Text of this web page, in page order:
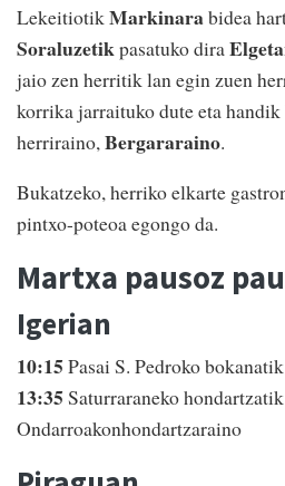
LekeitiotikMarkinarabidea
Soraluzetikpasatuko dira
jaio zen herritik lan egin zuen
korrika jarraituko dute eta
herriraino,Bergararaino.
Bukatzeko, herriko elkarte
pintxo-poteoa egongo da.
Martxa pausoz
Igerian
10:15 Pasai S. Pedroko
13:35 Saturraraneko hondartzatik
Ondarroakonhondartzaraino